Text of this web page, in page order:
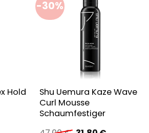
Hold
-30%
Shu Uemura Kaze Wave
Curl Mousse
Schaumfestiger